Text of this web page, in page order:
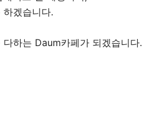
겠습니다.
하는 Daum카페가 되겠습니다.